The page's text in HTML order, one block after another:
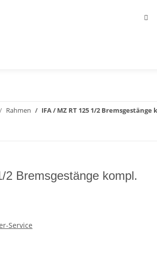
Rahmen IFA / MZ RT 125 1/2 Bremsgestänge
2 Bremsgestänge kompl.
Service